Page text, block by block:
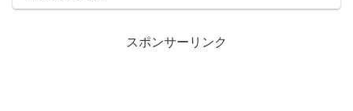
スポンサーリンク